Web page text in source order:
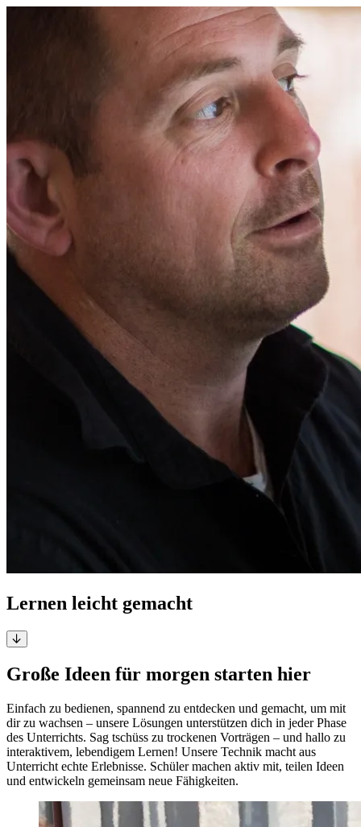
Lernen leicht gemacht
Große Ideen für morgen starten hier
Einfach zu bedienen, spannend zu entdecken und gemacht, um mit
dir zu wachsen – unsere Lösungen unterstützen dich in jeder Phase
des Unterrichts. Sag tschüss zu trockenen Vorträgen – und hallo zu
interaktivem, lebendigem Lernen! Unsere Technik macht aus
Unterricht echte Erlebnisse. Schüler machen aktiv mit, teilen Ideen
und entwickeln gemeinsam neue Fähigkeiten.